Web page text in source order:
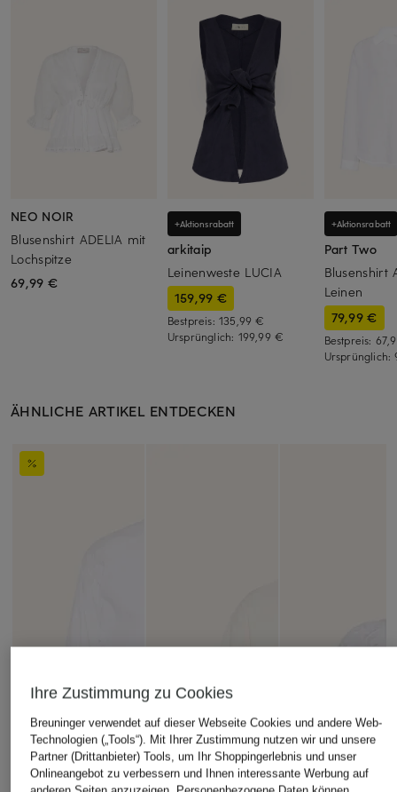
NEO NOIR
Blusenshirt ADELIA mit
Lochspitze
69,99 €
+Aktionsrabatt
arkitaip
Leinenweste LUCIA
159,99 €
Bestpreis: 135,99 €
Ursprünglich: 199,99 €
+Aktionsrabatt
Part Two
Blusenshirt
Leinen
79,99 €
Bestpreis:
Ursprünglich:
ÄHNLICHE ARTIKEL ENTDECKEN
Ihre Zustimmung zu Cookies
Breuninger verwendet auf dieser Webseite Cookies und andere Web-
Technologien („Tools“). Mit Ihrer Zustimmung nutzen wir und unsere
Partner (Drittanbieter) Tools, um Ihr Shoppingerlebnis und unser
Onlineangebot zu verbessern und Ihnen interessante Werbung auf